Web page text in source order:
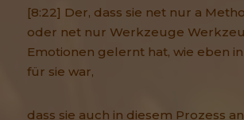
[8:22] Der, dass sie net nur a
oder net nur Werkzeuge
Emotionen gelernt hat, wie eben
für sie war,
dass sie auch in diesem Prozess